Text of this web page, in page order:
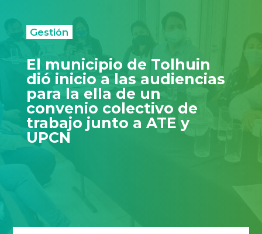
Gestión
El municipio de Tolhuin
dió inicio a las audiencias
para la ella de un
convenio colectivo de
trabajo junto a ATE y
UPCN